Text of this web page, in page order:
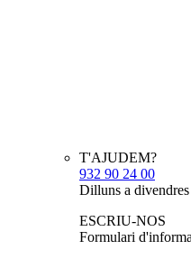
T'AJUDEM?
932 90 24 00
Dilluns a divendres
ESCRIU-NOS
Formulari